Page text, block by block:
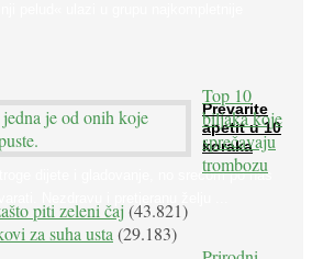
Prevarite
apetit u 10
koraka
dijete i gladovanje, no srećom po nas
Nezdravu i pretjeranu želju ...
Top 10
biljaka koje
sprečavaju
trombozu
piti zeleni čaj(43.821)
za suha usta (29.183)